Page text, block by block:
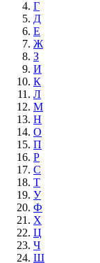
Г
Д
Е
Ж
З
И
К
Л
М
Н
О
П
Р
С
Т
У
Ф
Х
Ц
Ч
Ш